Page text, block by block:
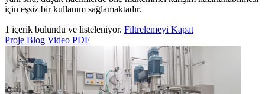
için eşsiz bir kullanım sağlamaktadır.
1 içerik bulundu ve listeleniyor. Filtrelemeyi Kapat
Proje Blog Video PDF